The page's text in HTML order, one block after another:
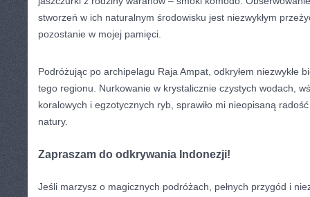
stworzeń w ich naturalnym środowisku jest niezwykłym
pozostanie w mojej ⁢pamięci.
Podróżując po archipelagu Raja⁤ Ampat, odkryłem niezwykłe
tego regionu. Nurkowanie w krystalicznie ⁤czystych wodach,
koralowych i egzotycznych ryb, sprawiło mi nieopisaną​
natury.
Zapraszam do odkrywania Indonezji!
Jeśli marzysz o magicznych podróżach, pełnych przygód ‌i